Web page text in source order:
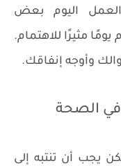
اليوم بعض
مثيرًا للاهتمام.
وأوجه إنفاقك.
في الصحة
يجب أن تنتبه إلى